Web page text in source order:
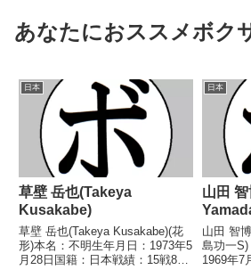
あなたにおススメボク
日本
草壁 岳也(Takeya
Kusakabe)
草壁 岳也(Takeya Kusakabe)(花
形)本名：不明生年月日：1973年5
月28日国籍：日本戦績：15戦8勝
日本
山田
山田 智
島功一S)
1969年7